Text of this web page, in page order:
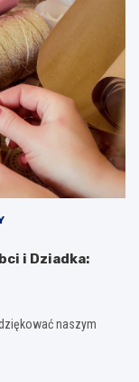
i Dziadka:
naszym